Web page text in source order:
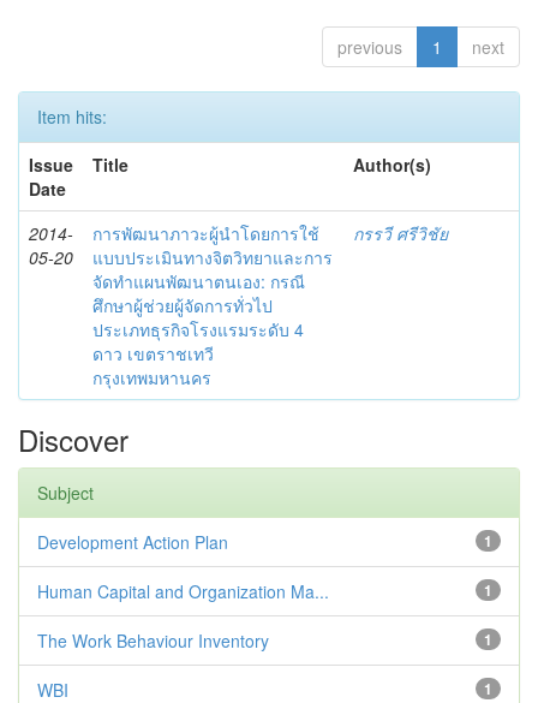
previous 1 next
Item hits:
Issue
Date
Title Author(s)
2014-
05-20
การพัฒนาภาวะผู้นำโดยการใช้
แบบประเมินทางจิตวิทยาและการ
จัดทำแผนพัฒนาตนเอง: กรณี
ศึกษาผู้ช่วยผู้จัดการทั่วไป
ประเภทธุรกิจโรงแรมระดับ 4
ดาว เขตราชเทวี
กรุงเทพมหานคร
กรรวี ศรีวิชัย
Discover
Subject
1
Development Action Plan
1
Human Capital and Organization Ma...
1
The Work Behaviour Inventory
1
WBI